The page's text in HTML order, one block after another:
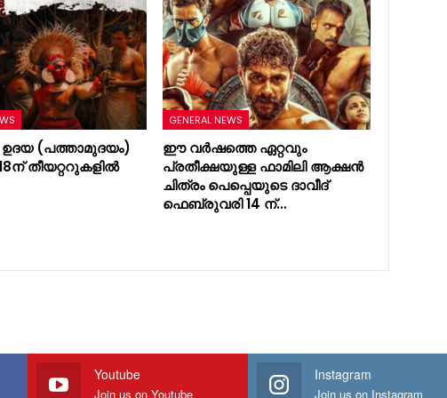
(പത്താമുദയം)
തീയറ്ററുകളിൽ
GENERAL NEWS
ഈ വർഷത്തെ ഏറ്റവും
പ്രതീക്ഷയുള്ള ഫാമിലി ആക്ഷൻ
ചിത്രം പെപ്പെയുടെ ദാവീദ്
ഫെബ്രുവരി 14 ന്…
Youtube
Join us on Youtube
Instagram
Join us on Instagram